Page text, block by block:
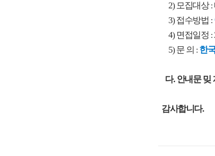
2) 모집대상 :
3) 접수방법 :
4) 면접일정 :
5) 문 의 : 한
다. 안내문 밎
감사합니다.